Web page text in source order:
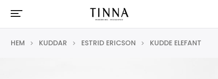
HEM KUDDAR ESTRID ERICSON KUDDE ELEFANT